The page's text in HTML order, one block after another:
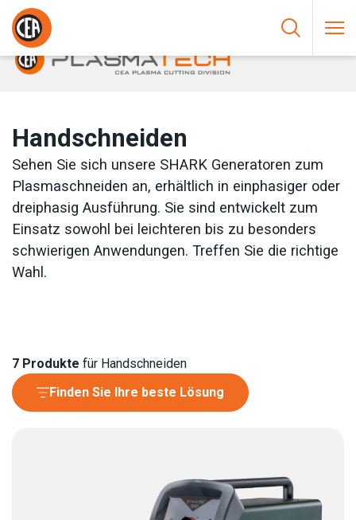
Zum Inhalt springen
HOME/
Handschneiden
Sehen Sie sich unsere SHARK Generatoren zum
Plasmaschneiden an, erhältlich in einphasiger oder
dreiphasig Ausführung. Sie sind entwickelt zum
Einsatz sowohl bei leichteren bis zu besonders
schwierigen Anwendungen. Treffen Sie die richtige
Wahl.
7 Produkte für Handschneiden
Finden Sie Ihre beste Lösung